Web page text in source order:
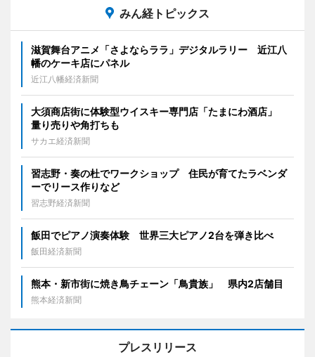
みん経トピックス
滋賀舞台アニメ「さよならララ」デジタルラリー 近江八
幡のケーキ店にパネル
近江八幡経済新聞
大須商店街に体験型ウイスキー専門店「たまにわ酒店」
量り売りや角打ちも
サカエ経済新聞
習志野・奏の杜でワークショップ 住民が育てたラベンダ
ーでリース作りなど
習志野経済新聞
飯田でピアノ演奏体験 世界三大ピアノ2台を弾き比べ
飯田経済新聞
熊本・新市街に焼き鳥チェーン「鳥貴族」 県内2店舗目
熊本経済新聞
プレスリリース